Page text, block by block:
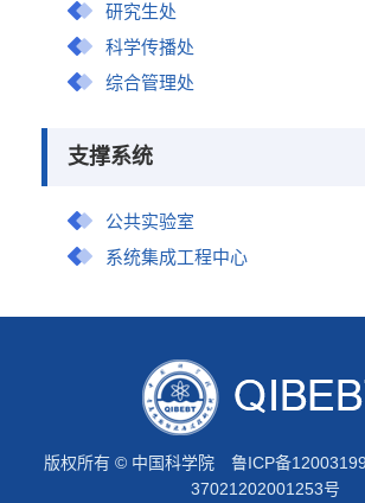
研究生处
科学传播处
综合管理处
支撑系统
公共实验室
系统集成工程中心
版权所有 © 中国科学院 鲁ICP备
37021202001253号